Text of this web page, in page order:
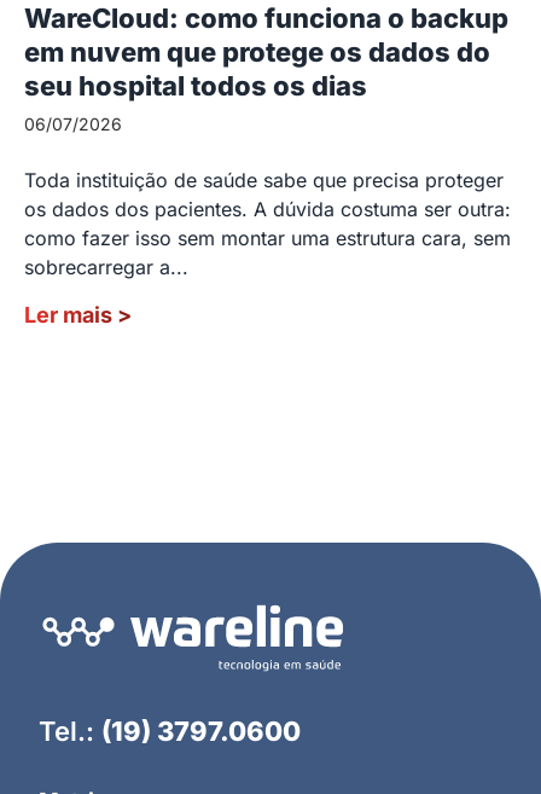
WareCloud: como funciona o backup
em nuvem que protege os dados do
seu hospital todos os dias
06/07/2026
Toda instituição de saúde sabe que precisa proteger
os dados dos pacientes. A dúvida costuma ser outra:
como fazer isso sem montar uma estrutura cara, sem
sobrecarregar a...
Ler mais >
Tel.: (19) 3797.0600